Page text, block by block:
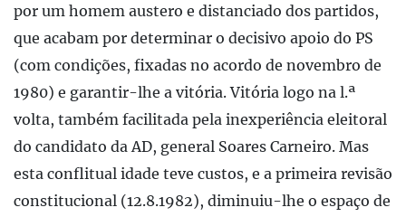
por um homem austero e distanciado dos partidos,
que acabam por determinar o decisivo apoio do PS
(com condições, fixadas no acordo de novembro de
1980) e garantir-lhe a vitória. Vitória logo na l.ª
volta, também facilitada pela inexperiência eleitoral
do candidato da AD, general Soares Carneiro. Mas
esta conflitual idade teve custos, e a primeira revisão
constitucional (12.8.1982), diminuiu-lhe o espaço de